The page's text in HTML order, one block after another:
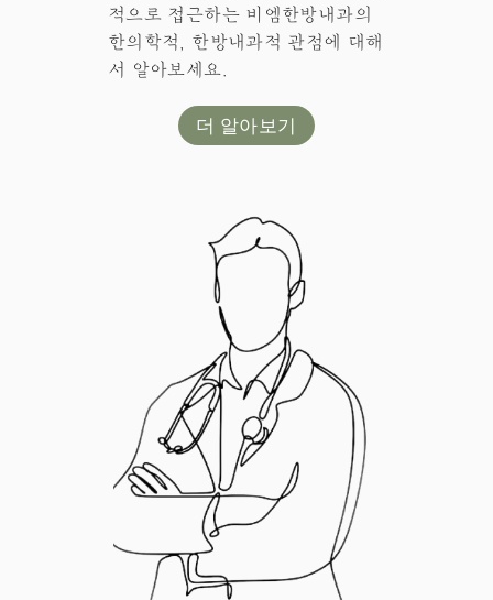
적으로 접근하는 비엠한방내과의
한의학적, 한방내과적 관점에 대해
서 알아보세요.
더 알아보기